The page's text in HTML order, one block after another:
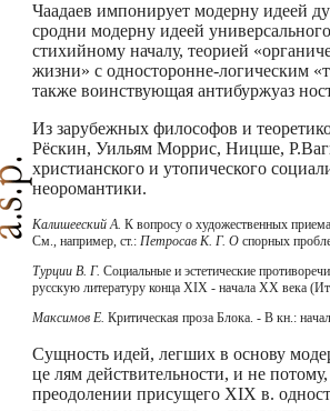
Чаадаев импонирует модерну идеей
сродни модерну идеей
стихийному началу, теорией
жизни» с односторонне-логи­ческим
также воинствующая антибуржуаз­
Из зарубежных философов и
Рёскин, Уильям Моррис, Ницше,
христианского и утопического
неоромантики.
Калишееский А. К вопросу о художественных
См., например, ст.: Петросав К. Г. О спорных
Турции В. Г. Социальные и эстетические
русскую литературу конца XIX - начала XX века
Максимов Е. Критическая проза Блока. - В кн.:
Сущность идей, легших в основу
це­ лям действительности, и не
преодолении прису­щего XIX в.